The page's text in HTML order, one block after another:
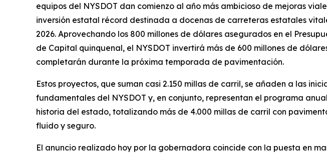
equipos del NYSDOT dan comienzo al año más ambicioso de mejoras
inversión estatal récord destinada a docenas de carreteras estatales
2026. Aprovechando los 800 millones de dólares asegurados en el
de Capital quinquenal, el NYSDOT invertirá más de 600 millones de
completarán durante la próxima temporada de pavimentación.
Estos proyectos, que suman casi 2.150 millas de carril, se añaden a las
fundamentales del NYSDOT y, en conjunto, representan el programa
historia del estado, totalizando más de 4.000 millas de carril con
fluido y seguro.
El anuncio realizado hoy por la gobernadora coincide con la puesta en